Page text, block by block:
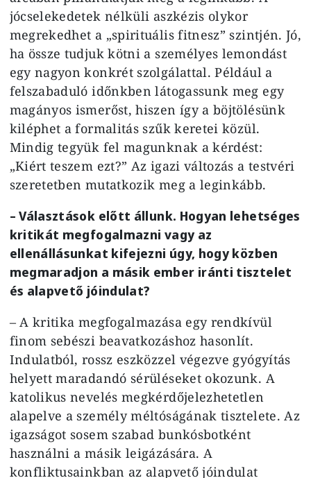
jócselekedetek nélküli aszkézis olykor
megrekedhet a „spirituális fitnesz” szintjén. Jó,
ha össze tudjuk kötni a személyes lemondást
egy nagyon konkrét szolgálattal. Például a
felszabaduló időnkben látogassunk meg egy
magányos ismerőst, hiszen így a böjtölésünk
kiléphet a formalitás szűk keretei közül.
Mindig tegyük fel magunknak a kérdést:
„Kiért teszem ezt?” Az igazi változás a testvéri
szeretetben mutatkozik meg a leginkább.
– Választások előtt állunk. Hogyan lehetséges
kritikát megfogalmazni vagy az
ellenállásunkat kifejezni úgy, hogy közben
megmaradjon a másik ember iránti tisztelet
és alapvető jóindulat?
– A kritika megfogalmazása egy rendkívül
finom sebészi beavatkozáshoz hasonlít.
Indulatból, rossz eszközzel végezve gyógyítás
helyett maradandó sérüléseket okozunk. A
katolikus nevelés megkérdőjelezhetetlen
alapelve a személy méltóságának tisztelete. Az
igazságot sosem szabad bunkósbotként
használni a másik leigázására. A
konfliktusainkban az alapvető jóindulat